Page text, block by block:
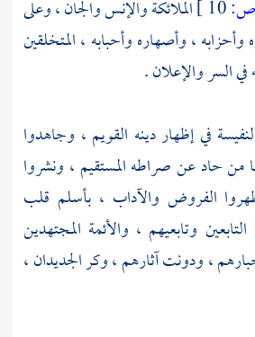
ص:
الملائكة والإنس والجان ، وعلى
، وأصهاره وأحبابه ، المتخلقين
في السر والإعلان .
في إظهار دينه القويم ، وجاهدوا
من حاد عن صراطه المستقيم ، ونشروا
الفروض والآداب ، بأسلم قلب
وتابعيهم ، والأئمة المجتهدين
، ودونت آثارهم ، وكر الجديدان ،